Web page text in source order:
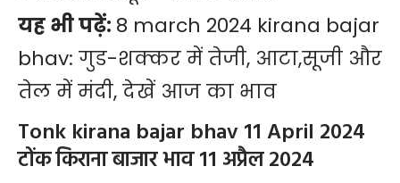
यह भी पढ़ें: 8 march 2024 kirana bajar
bhav: गुड-शक्कर में तेजी, आटा,सूजी और
तेल में मंदी, देखें आज का भाव
Tonk kirana bajar bhav 11 April 2024
टोंक किराना बाजार भाव 11 अप्रैल 2024